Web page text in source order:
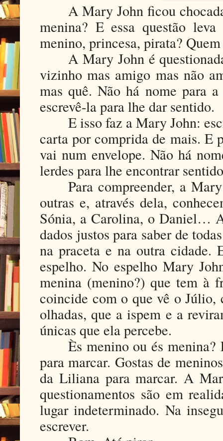
A Mary John ficou
menina? E essa questão leva
menino, princesa, pirata?
A Mary John é
vizinho mas amigo mas não
mas quê. Não há nome para
escrevê-la para lhe dar sentido.
E isso faz a Mary John:
carta por comprida de mais. E
vai num envelope. Não há
lerdes para lhe encontrar
Para compreender, a
outras e, através dela,
Sónia, a Carolina, o Daniel…
dados justos para saber de
na praceta e na outra cidade.
espelho. No espelho Mary
menina (menino?) que tem à
coincide com o que vê o Júlio,
olhadas, que a ispem e a
únicas que ela percebe.
Ès menino ou és
para marcar. Gostas de
da Liliana para marcar. A
questionamentos são em
lugar indeterminado. Na
escrever.